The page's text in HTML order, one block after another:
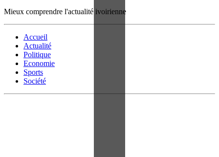
Mieux comprendre l'actualité ivoirienne
Accueil
Actualité
Politique
Economie
Sports
Société